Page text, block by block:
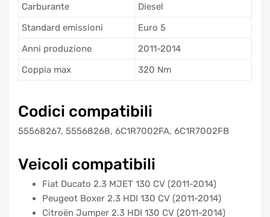
Carburante
Diesel
Standard emissioni
Euro 5
Anni produzione
2011-2014
Coppia max
320 Nm
Codici compatibili
55568267, 55568268, 6C1R7002FA, 6C1R7002FB
Veicoli compatibili
Fiat Ducato 2.3 MJET 130 CV (2011-2014)
Peugeot Boxer 2.3 HDI 130 CV (2011-2014)
Citroën Jumper 2.3 HDI 130 CV (2011-2014)